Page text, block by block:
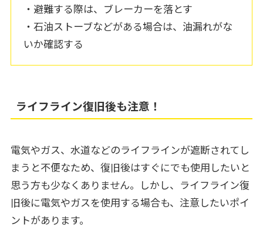
・避難する際は、ブレーカーを落とす
・石油ストーブなどがある場合は、油漏れがな
いか確認する
ライフライン復旧後も注意！
電気やガス、水道などのライフラインが遮断されてし
まうと不便なため、復旧後はすぐにでも使用したいと
思う方も少なくありません。しかし、ライフライン復
旧後に電気やガスを使用する場合も、注意したいポイ
ントがあります。